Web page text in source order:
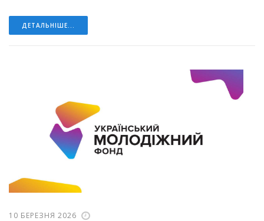
ДЕТАЛЬНІШЕ...
10 БЕРЕЗНЯ 2026